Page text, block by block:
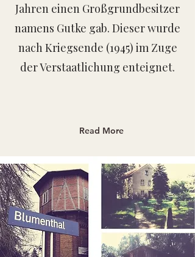
Jahren einen Großgrundbesitzer
namens Gutke gab. Dieser wurde
nach Kriegsende (1945) im Zuge
der Verstaatlichung enteignet.
Read More